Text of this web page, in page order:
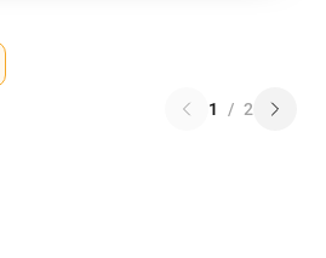
1 / 2